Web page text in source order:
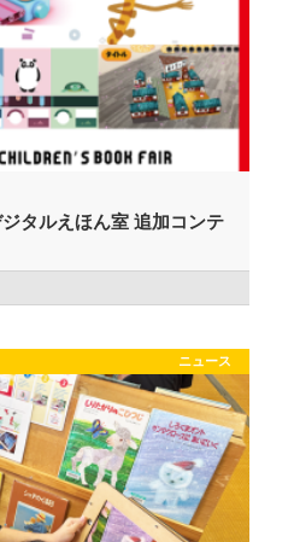
タルえほん室 追加コンテ
ニュース